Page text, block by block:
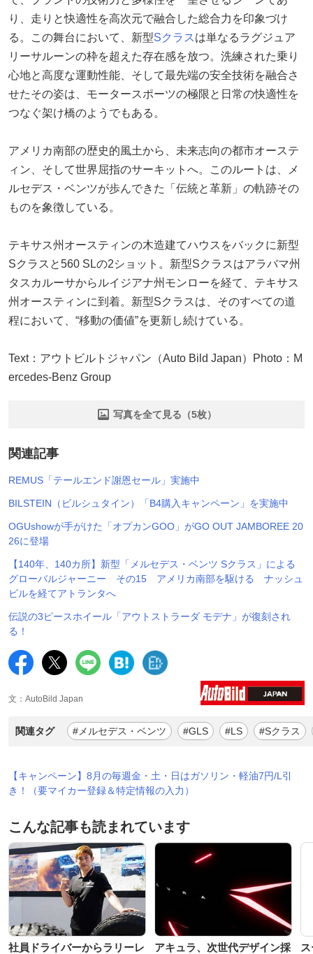
り、走りと快適性を高次元で融合した総合力を印象づけ
る。この舞台において、新型Sクラス は単なるラグジュア
リーサルーンの枠を超えた存在感を放つ。洗練された乗り
心地と高度な運動性能、そして最先端の安全技術を融合さ
せたその姿は、モータースポーツの極限と日常の快適性を
つなぐ架け橋のようでもある。
アメリカ南部の歴史的風土から、未来志向の都市オーステ
ィン、そして世界屈指のサーキットへ。このルートは、メ
ルセデス・ベンツが歩んできた「伝統と革新」の軌跡その
ものを象徴している。
テキサス州オースティンの木造建てハウスをバックに新型
Sクラスと560 SLの2ショット。新型Sクラスはアラバマ州
タスカルーサからルイジアナ州モンローを経て、テキサス
州オースティンに到着。新型Sクラスは、そのすべての道
程において、“移動の価値”を更新し続けている。
Text：アウトビルトジャパン（Auto Bild Japan）Photo：M
ercedes-Benz Group
写真を全て見る（5枚）
関連記事
REMUS「テールエンド謝恩セール」実施中
BILSTEIN（ビルシュタイン）「B4購入キャンペーン」を実施中
OGUshowが手がけた「オプカンGOO」がGO OUT JAMBOREE 20
26に登場
【140年、140カ所】新型「メルセデス・ベンツ Sクラス」による
グローバルジャーニー その15 アメリカ南部を駆ける ナッシュ
ビルを経てアトランタへ
伝説の3ピースホイール「アウトストラーダ モデナ」が復刻され
る！
文：AutoBild Japan
関連タグ #メルセデス・ベンツ #GLS #LS #Sクラス
【キャンペーン】8月の毎週金・土・日はガソリン・軽油7円/L引
き！（要マイカー登録＆特定情報の入力）
こんな記事も読まれています
社員ドライバーからラリーレ アキュラ、次世代デザイン採